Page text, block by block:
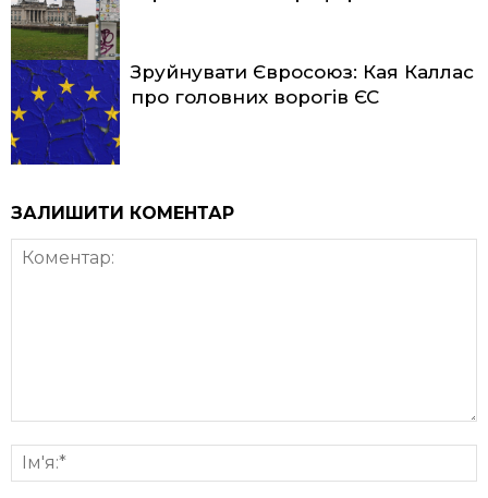
Зруйнувати Євросоюз: Кая Каллас
про головних ворогів ЄС
ЗАЛИШИТИ КОМЕНТАР